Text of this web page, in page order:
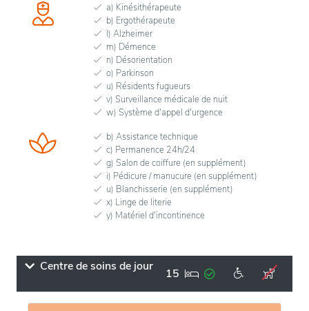
a) Kinésithérapeute
b) Ergothérapeute
l) Alzheimer
m) Démence
n) Désorientation
o) Parkinson
u) Résidents fugueurs
v) Surveillance médicale de nuit
w) Système d'appel d'urgence
b) Assistance technique
c) Permanence 24h/24
g) Salon de coiffure (en supplément)
i) Pédicure / manucure (en supplément)
u) Blanchisserie (en supplément)
x) Linge de literie
y) Matériel d'incontinence
Centre de soins de jour 15